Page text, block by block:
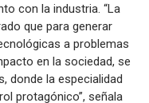
con la industria. “La
que para generar
a problemas
en la sociedad, se
donde la especialidad
protagónico”, señala